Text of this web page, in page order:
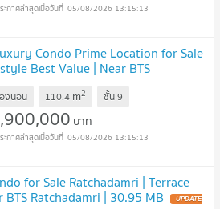
05/08/2026 13:15:13
Condo Prime Location for Sale
Best Value | Near BTS
งนอน 110.4 m2 ชั้น9
บาท
05/08/2026 13:15:13
for Sale Ratchadamri | Terrace
Ratchadamri | 30.95 MB UPDATE